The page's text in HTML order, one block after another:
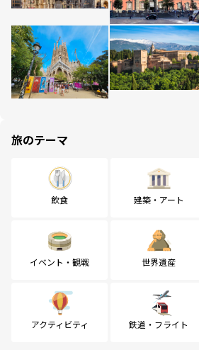
旅のテーマ
飲食 建築・アート
イベント・観戦 世界遺産
アクティビティ 鉄道・フライト